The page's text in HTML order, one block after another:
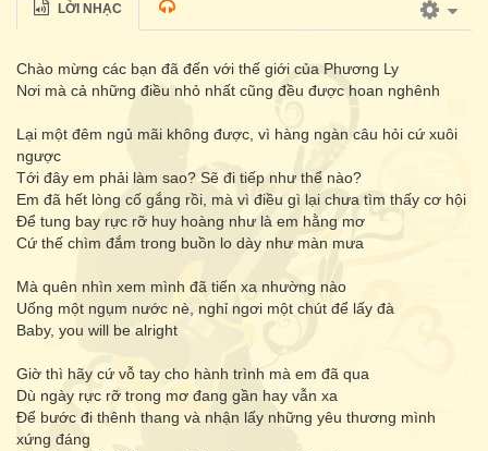
LỜI NHẠC
Chào mừng các bạn đã đến với thế giới của Phương Ly
Nơi mà cả những điều nhỏ nhất cũng đều được hoan nghênh
Lại một đêm ngủ mãi không được, vì hàng ngàn câu hỏi cứ xuôi
ngược
Tới đây em phải làm sao? Sẽ đi tiếp như thể nào?
Em đã hết lòng cố gắng rồi, mà vì điều gì lại chưa tìm thấy cơ hội
Để tung bay rực rỡ huy hoàng như là em hằng mơ
Cứ thế chìm đắm trong buồn lo dày như màn mưa
Mà quên nhìn xem mình đã tiến xa nhường nào
Uống một ngụm nước nè, nghỉ ngơi một chút để lấy đà
Baby, you will be alright
Giờ thì hãy cứ vỗ tay cho hành trình mà em đã qua
Dù ngày rực rỡ trong mơ đang gần hay vẫn xa
Để bước đi thênh thang và nhận lấy những yêu thương mình
xứng đáng